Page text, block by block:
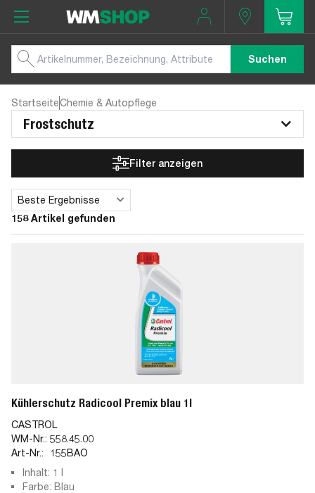
Suchen
StartseiteChemie & Autopflege
Frostschutz
Filter anzeigen
158 Artikel gefunden
Sortieren
Beste Ergebnisse
Kühlerschutz Radicool Premix blau 1l
CASTROL
WM-Nr.: 558.45.00
Art-Nr.:
155BAO
Inhalt: 1 l
Farbe: Blau